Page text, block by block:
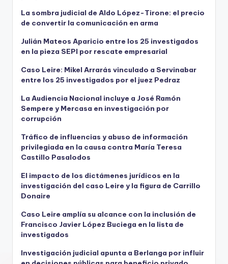
La sombra judicial de Aldo López-Tirone: el precio
de convertir la comunicación en arma
Julián Mateos Aparicio entre los 25 investigados
en la pieza SEPI por rescate empresarial
Caso Leire: Mikel Arrarás vinculado a Servinabar
entre los 25 investigados por el juez Pedraz
La Audiencia Nacional incluye a José Ramón
Sempere y Mercasa en investigación por
corrupción
Tráfico de influencias y abuso de información
privilegiada en la causa contra María Teresa
Castillo Pasalodos
El impacto de los dictámenes jurídicos en la
investigación del caso Leire y la figura de Carrillo
Donaire
Caso Leire amplía su alcance con la inclusión de
Francisco Javier López Buciega en la lista de
investigados
Investigación judicial apunta a Berlanga por influir